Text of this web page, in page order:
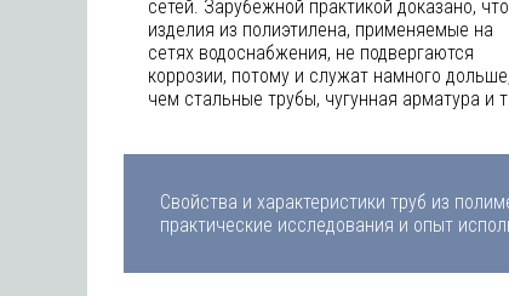
сетей. Зарубежной практикой доказано, что
изделия из полиэтилена, применяемые на
сетях водоснабжения, не подвергаются
коррозии, потому и служат намного дольше,
чем стальные трубы, чугунная арматура и
Свойства и характеристики труб из
практические исследования и опыт